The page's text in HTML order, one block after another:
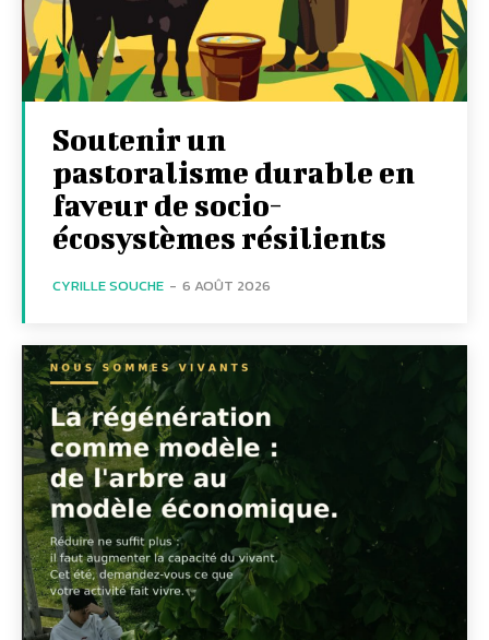
Soutenir un
pastoralisme durable en
faveur de socio-
écosystèmes résilients
CYRILLE SOUCHE - 6 AOÛT 2026